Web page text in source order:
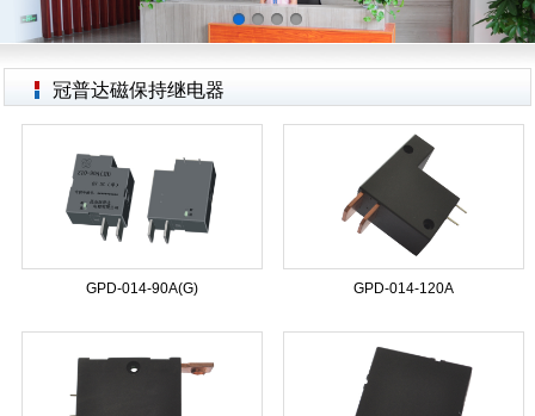
冠普达磁保持继电器
GPD-014-90A(G) GPD-014-120A